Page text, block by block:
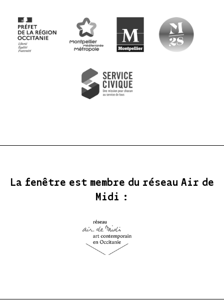
La fenêtre est membre du réseau Air de
Midi :